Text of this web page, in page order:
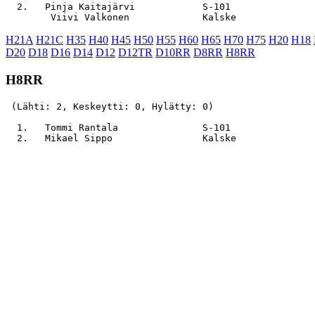
2.   Pinja Kaitajärvi            S-101
H21A H21C H35 H40 H45 H50 H55 H60 H65 H70 H75 H20 H18
D20 D18 D16 D14 D12 D12TR D10RR D8RR H8RR
H8RR
(Lähti: 2, Keskeytti: 0, Hylätty: 0)
1.   Tommi Rantala               S-101